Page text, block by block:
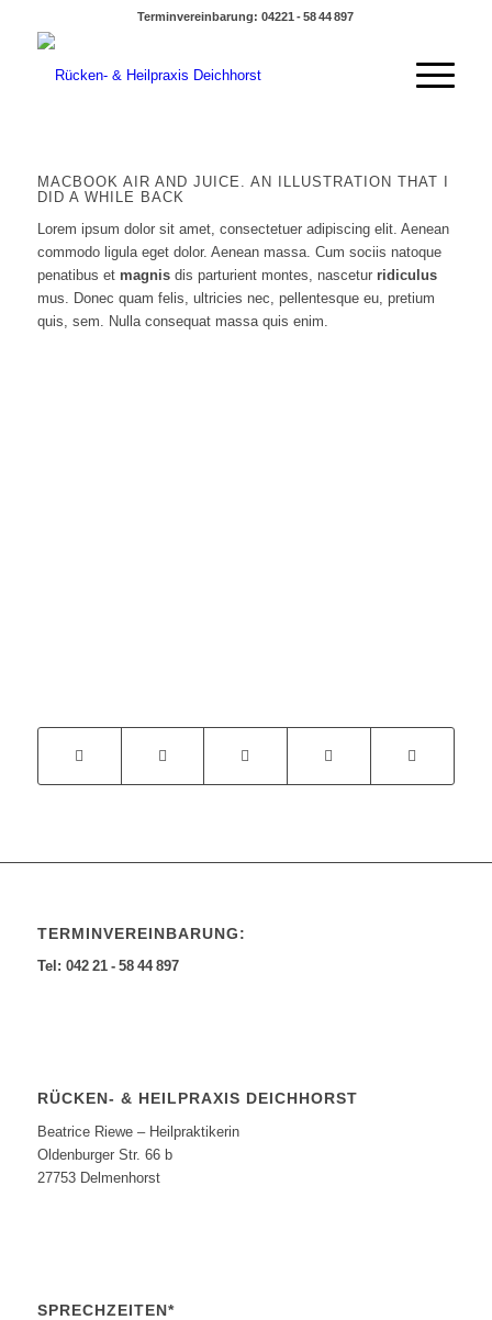
Terminvereinbarung: 04221 - 58 44 897
MACBOOK AIR AND JUICE. AN ILLUSTRATION THAT I
DID A WHILE BACK
Lorem ipsum dolor sit amet, consectetuer adipiscing elit. Aenean
commodo ligula eget dolor. Aenean massa. Cum sociis natoque
penatibus et magnisdis parturient montes, nascetur ridiculus
mus. Donec quam felis, ultricies nec, pellentesque eu, pretium
quis, sem. Nulla consequat massa quis enim.
TERMINVEREINBARUNG:
Tel: 042 21 - 58 44 897
RÜCKEN- & HEILPRAXIS DEICHHORST
Beatrice Riewe – Heilpraktikerin
Oldenburger Str. 66 b
27753 Delmenhorst
SPRECHZEITEN*